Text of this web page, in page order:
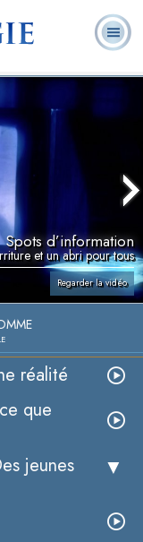
Spots d’information
et un abri pour tous
Regarder la vidéo
réalité
que
jeunes